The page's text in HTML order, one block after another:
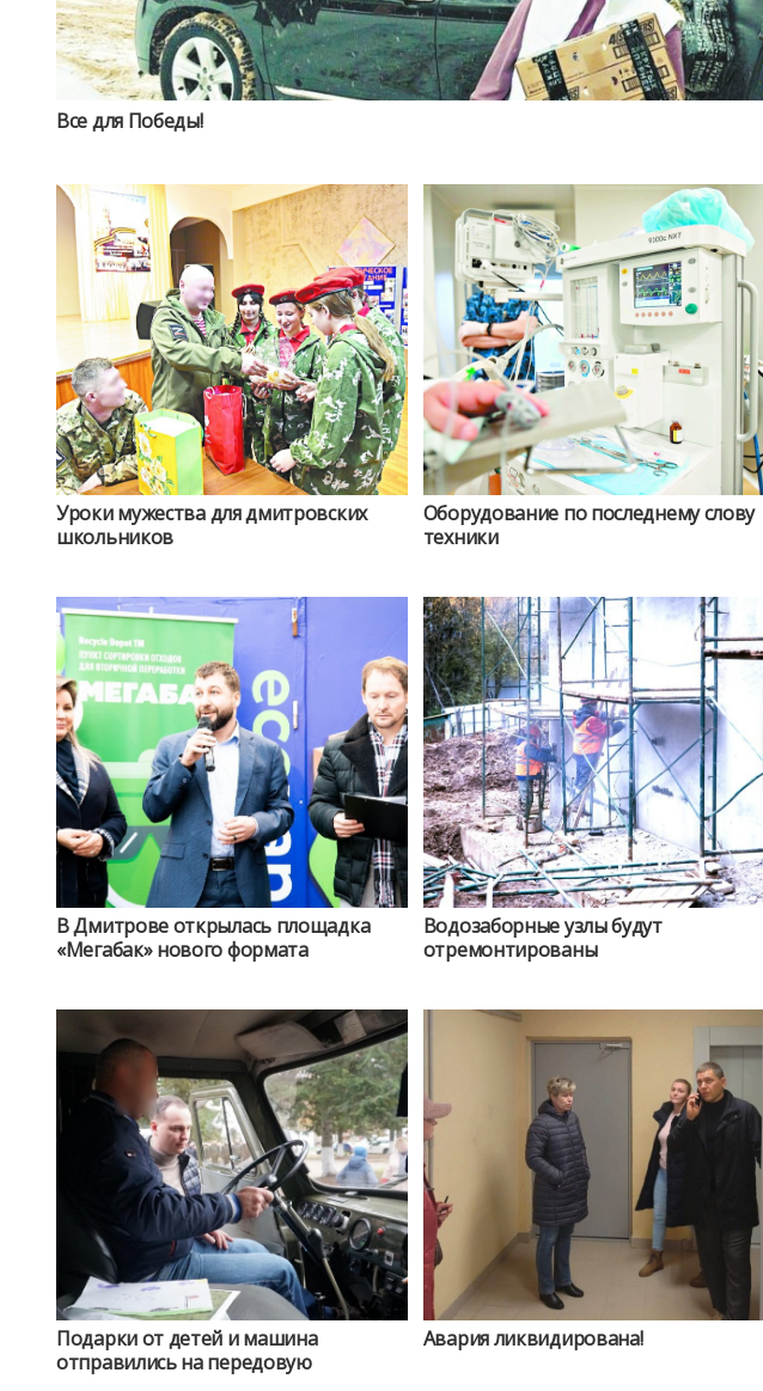
Все для Победы!
Уроки мужества для дмитровских
школьников
Оборудование по последнему слову
техники
В Дмитрове открылась площадка
«Мегабак» нового формата
Водозаборные узлы будут
отремонтированы
Подарки от детей и машина
отправились на передовую
Авария ликвидирована!